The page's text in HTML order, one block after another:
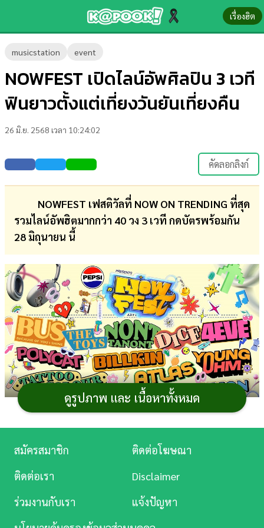
เรื่องฮิต
musicstation event
NOWFEST เปิดไลน์อัพศิลปิน 3 เวที
ฟินยาวตั้งแต่เที่ยงวันยันเที่ยงคืน
26 มิ.ย. 2568 เวลา 10:24:02
คัดลอกลิงก์
NOWFEST เฟสติวัลที่ NOW ON TRENDING ที่สุด
รวมไลน์อัพฮิตมากกว่า 40 วง 3 เวที กดบัตรพร้อมกัน
28 มิถุนายน นี้
ดูรูปภาพ และ เนื้อหาทั้งหมด
ข่าว-
ความ
รู้
บันเทิง
ตรวจ
ผล
บอล
สด
การ
เงิน
การ
ศึกษา
บันเทิง
ดู
Music
สมัครสมาชิก
ติดต่อโฆษณา
ติดต่อเรา
Disclaimer
ร่วมงานกับเรา
แจ้งปัญหา